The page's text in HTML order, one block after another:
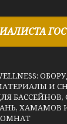
И
БАССЕЙНОВ,
ХАМАМОВ